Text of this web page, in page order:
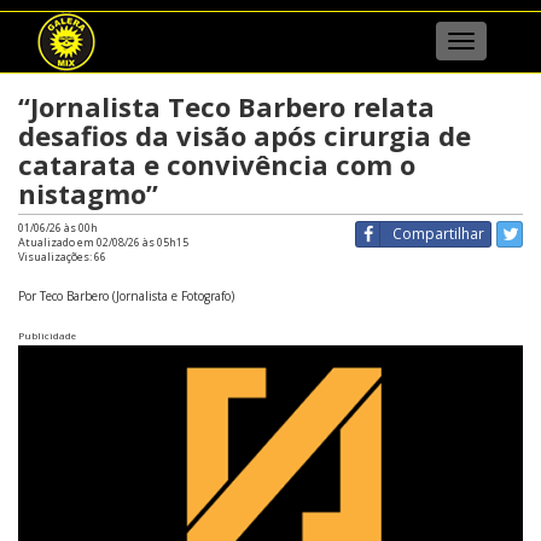
Menu
“Jornalista Teco Barbero relata
desafios da visão após cirurgia de
catarata e convivência com o
nistagmo”
Compartilhar
01/06/26 às 00h
Atualizado em 02/08/26 às 05h15
Visualizações:66
Por Teco Barbero (Jornalista e Fotografo)
Publicidade